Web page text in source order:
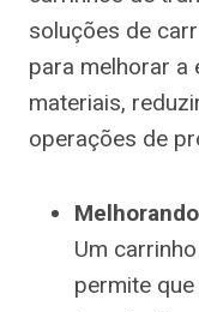
soluções de
para melhorar a
materiais,
operações de
Um
permite